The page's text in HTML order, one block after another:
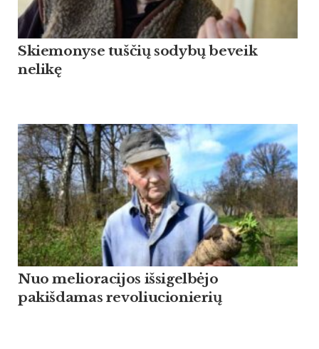
Skiemonyse tuščių sodybų beveik
nelikę
Nuo melioracijos išsigelbėjo
pakišdamas revoliucionierių